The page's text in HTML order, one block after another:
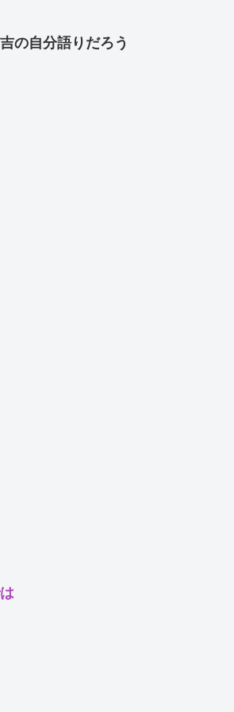
の自分語りだろう